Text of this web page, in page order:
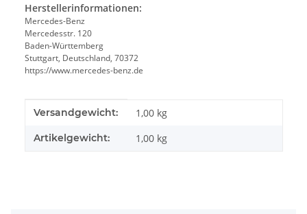
Herstellerinformationen:
Mercedes-Benz
Mercedesstr. 120
Baden-Württemberg
Stuttgart, Deutschland, 70372
https://www.mercedes-benz.de
Produkteigenschaft
Wert
Versandgewicht: 1,00 kg
Artikelgewicht: 1,00 kg